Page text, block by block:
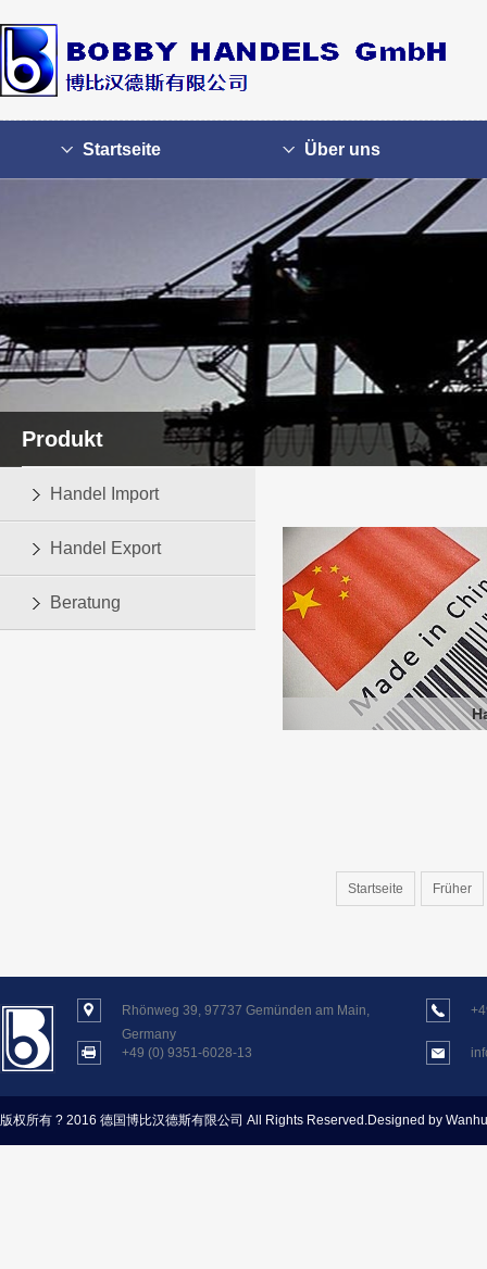
Startseite Über uns
Produkt
Handel Import
Handel Export
Beratung
Startseite Früher
Rhönweg 39, 97737 Gemünden am Main,
Germany
+49 (0) 9351-6028-13
版权所有 ? 2016 德国博比汉德斯有限公司 All Rights Reserved.Designed by Wanhu